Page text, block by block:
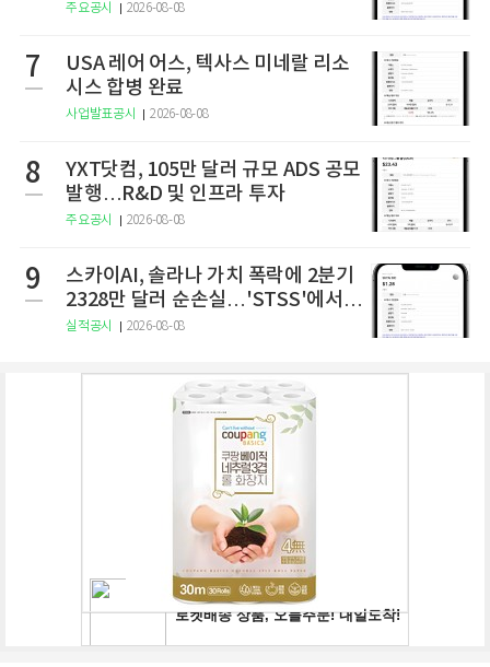
주요공시 2026-08-08
7
USA 레어 어스, 텍사스 미네랄 리소
시스 합병 완료
사업발표공시 2026-08-08
8
YXT닷컴, 105만 달러 규모 ADS 공모
발행…R&D 및 인프라 투자
주요공시 2026-08-08
9
스카이AI, 솔라나 가치 폭락에 2분기
2328만 달러 순손실…'STSS'에서
사명·티커 변경 완료
실적공시 2026-08-08